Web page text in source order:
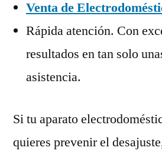
Venta de
Rápida atención. Con
resultados en tan solo
asistencia.
Si tu aparato
quieres prevenir el